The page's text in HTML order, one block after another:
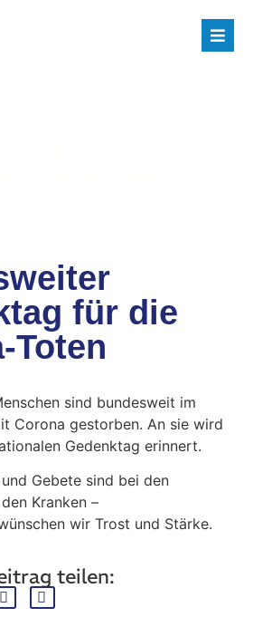
für die
Toten
sind bundesweit im
Corona gestorben. An sie wird
Gedenktag erinnert.
Gebete sind bei den
Kranken –
wir Trost und Stärke.
teilen: